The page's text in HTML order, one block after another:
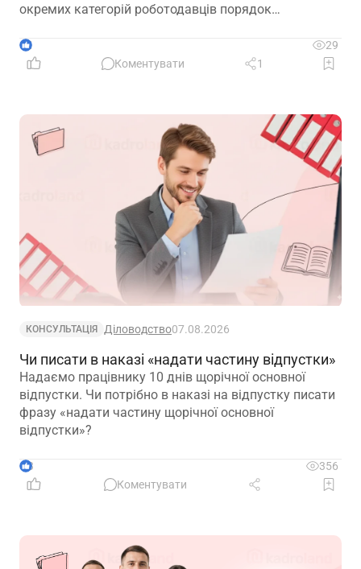
окремих категорій роботодавців порядок
врахувати специфіку їхньої діяльності та усунути
практичні труднощі із виконанням законодавчих
1
29
Коментувати
1
КОНСУЛЬТАЦІЯ Діловодство07.08.2026
Чи писати в наказі «надати частину відпустки»
Надаємо працівнику 10 днів щорічної основної
відпустки. Чи потрібно в наказі на відпустку писати
фразу «надати частину щорічної основної
відпустки»?
3
356
Коментувати